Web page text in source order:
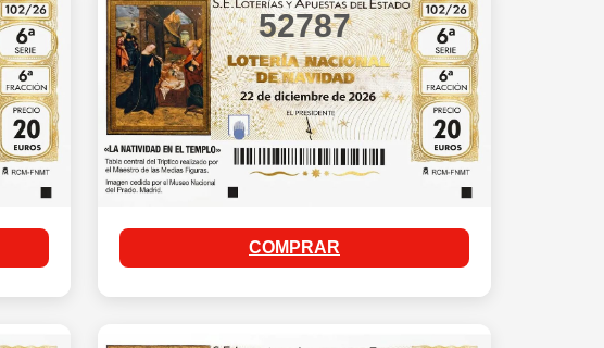
52787
COMPRAR